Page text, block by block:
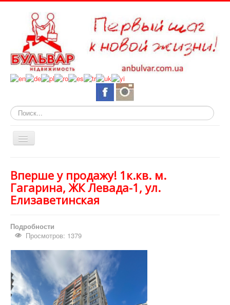
Искать...
Включить/
выключить
Горящие объекты
Новостройки
Дома и участки
Коммерческая
Аренда
Информация
Вперше у продажу! 1к.кв. м.
Гагарина, ЖК Левада-1, ул.
Елизаветинская
Подробности
Просмотров: 1379